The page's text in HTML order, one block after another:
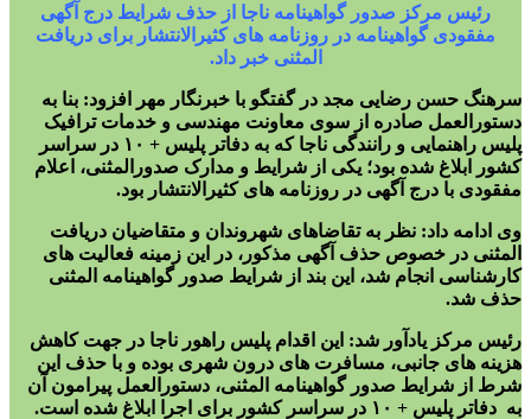
رئیس مرکز صدور گواهینامه ناجا از حذف شرایط درج آگهی
مفقودی گواهینامه در روزنامه های کثیرالانتشار برای دریافت
المثنی خبر داد.
سرهنگ حسن رضایی مجد در گفتگو با خبرنگار مهر افزود: بنا به
دستورالعمل صادره از سوی معاونت مهندسی و خدمات ترافیک
پلیس راهنمایی و رانندگی ناجا که به دفاتر پلیس + ۱۰ در سراسر
کشور ابلاغ شده بود؛ یکی از شرایط و مدارک صدورالمثنی، اعلام
مفقودی با درج آگهی در روزنامه های کثیرالانتشار بود.
وی ادامه داد: نظر به تقاضاهای شهروندان و متقاضیان دریافت
المثنی در خصوص حذف آگهی مذکور، در این زمینه فعالیت های
کارشناسی انجام شد، این بند از شرایط صدور گواهینامه المثنی
حذف شد.
رئیس مرکز یادآور شد: این اقدام پلیس راهور ناجا در جهت کاهش
هزینه های جانبی، مسافرت های درون شهری بوده و با حذف این
شرط از شرایط صدور گواهینامه المثنی، دستورالعمل پیرامون آن
به دفاتر پلیس + ۱۰ در سراسر کشور برای اجرا ابلاغ شده است.